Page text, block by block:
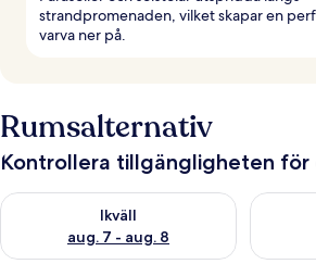
strandpromenaden, vilket skapar en
varva ner på.
Rumsalternativ
Kontrollera tillgängligheten för
Ikväll
aug. 7 - aug. 8
Kontrollera tillgängligheten för ikväll